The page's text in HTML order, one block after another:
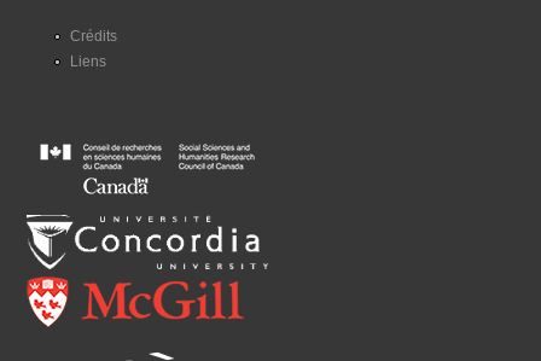
Crédits
Liens